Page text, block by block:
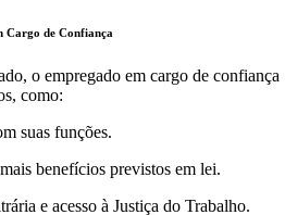
Cargo de Confiança
o empregado em cargo de confiança
como:
suas funções.
benefícios previstos em lei.
e acesso à Justiça do Trabalho.